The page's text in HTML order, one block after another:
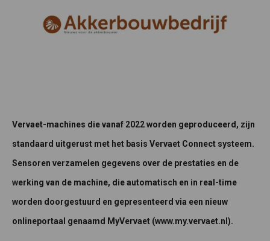
Vervaet-machines die vanaf 2022 worden geproduceerd, zijn
standaard uitgerust met het basis Vervaet Connect systeem.
Sensoren verzamelen gegevens over de prestaties en de
werking van de machine, die automatisch en in real-time
worden doorgestuurd en gepresenteerd via een nieuw
onlineportaal genaamd MyVervaet (www.my.vervaet.nl).